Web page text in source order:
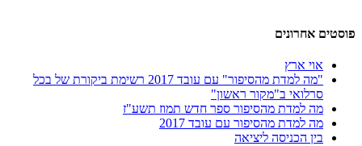
פוסטים אחרונים
אוי ארץ
"מה למדת מהסיפור" עם עובד 2017 רשימת ביקורת של בכל
סרלואי ב"מקור ראשון"
מה למדת מהסיפור ספר חדש תמוז תשע"ז
מה למדת מהסיפור עם עובד 2017
בין הכניסה ליציאה